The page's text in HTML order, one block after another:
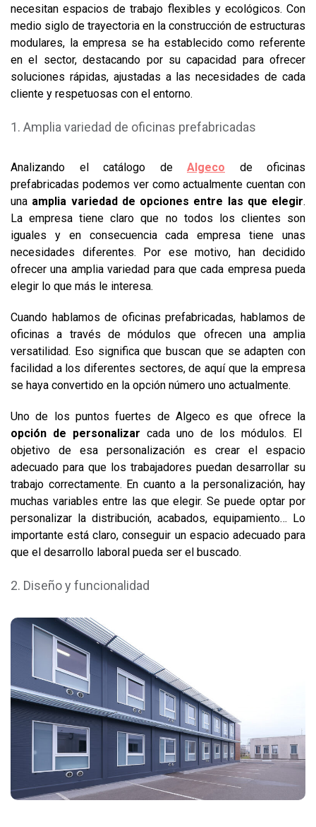
necesitan espacios de trabajo flexibles y ecológicos. Con
medio siglo de trayectoria en la construcción de estructuras
modulares, la empresa se ha establecido como referente
en el sector, destacando por su capacidad para ofrecer
soluciones rápidas, ajustadas a las necesidades de cada
cliente y respetuosas con el entorno.
Amplia variedad de oficinas prefabricadas
Analizando el catálogo de Algeco
de oficinas
prefabricadas podemos ver como actualmente cuentan con
una amplia variedad de opciones entre las que elegir.
La empresa tiene claro que no todos los clientes son
iguales y en consecuencia cada empresa tiene unas
necesidades diferentes. Por ese motivo, han decidido
ofrecer una amplia variedad para que cada empresa pueda
elegir lo que más le interesa.
Cuando hablamos de oficinas prefabricadas, hablamos de
oficinas a través de módulos que ofrecen una amplia
versatilidad. Eso significa que buscan que se adapten con
facilidad a los diferentes sectores, de aquí que la empresa
se haya convertido en la opción número uno actualmente.
Uno de los puntos fuertes de Algeco es que ofrece la
opción de personalizar cada uno de los módulos. El
objetivo de esa personalización es crear el espacio
adecuado para que los trabajadores puedan desarrollar su
trabajo correctamente. En cuanto a la personalización, hay
muchas variables entre las que elegir. Se puede optar por
personalizar la distribución, acabados, equipamiento… Lo
importante está claro, conseguir un espacio adecuado para
que el desarrollo laboral pueda ser el buscado.
Diseño y funcionalidad